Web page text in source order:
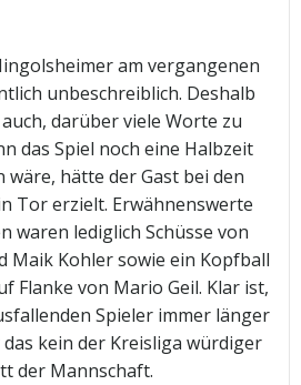
am vergangenen
unbeschreiblich. Deshalb
darüber viele Worte zu
das Spiel noch eine Halbzeit
wäre, hätte der Gast bei den
Tor erzielt. Erwähnenswerte
waren lediglich Schüsse von
Maik Kohler sowie ein Kopfball
Flanke von Mario Geil. Klar ist,
Spieler immer länger
kein der Kreisliga würdiger
der Mannschaft.